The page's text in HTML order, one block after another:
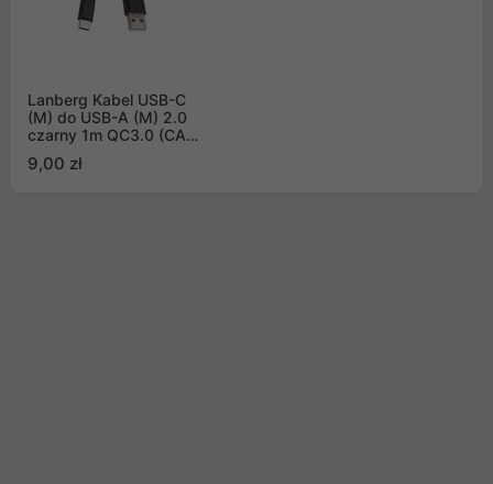
Lanberg Kabel USB-C
(M) do USB-A (M) 2.0
czarny 1m QC3.0 (CA-
9,00 zł